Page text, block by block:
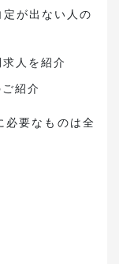
が出ない人の
人を紹介
紹介
必要なものは全